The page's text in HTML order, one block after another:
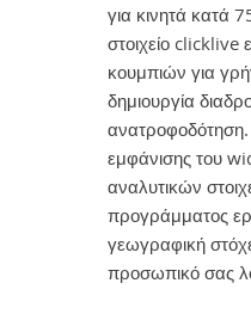
για κινητά κατά
στοιχείο clicklive
κουμπιών για
δημιουργία
εμφάνισης του
αναλυτικών
προγράμματος
γεωγραφική
προσωπικό σας